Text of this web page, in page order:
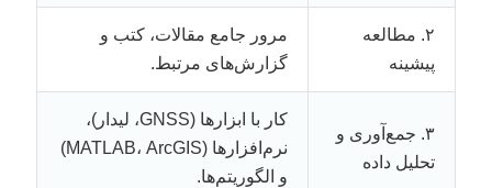
۲. مطالعه
پیشینه
مرور جامع مقالات، کتب و
گزارش‌های مرتبط.
۳. جمع‌آوری و
تحلیل داده
کار با ابزارها (GNSS، لیدار)،
نرم‌افزارها (MATLAB، ArcGIS)
و الگوریتم‌ها.